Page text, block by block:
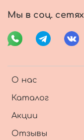
О нас
Каталог
Акции
Отзывы
Мы в соц. сетях